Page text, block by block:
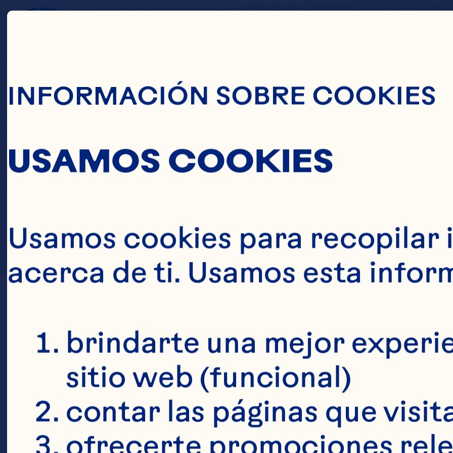
TÉ
INFORMACIÓN SOBRE COOKIES
USAMOS COOKIES
Usamos cookies para
acerca de ti. Usamos esta
brindarte una mejor
sitio web (funcional)
contar las páginas que
ofrecerte promociones